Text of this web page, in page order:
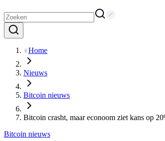
Home
Nieuws
Bitcoin nieuws
Bitcoin crasht, maar econoom ziet kans op
Bitcoin nieuws